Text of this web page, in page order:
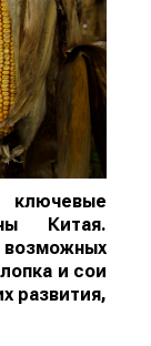
ключевые
Китая.
возможных
и сои
развития,